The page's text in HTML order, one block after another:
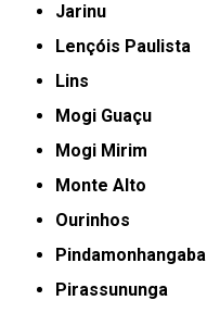
Jarinu
Lençóis Paulista
Lins
Mogi Guaçu
Mogi Mirim
Monte Alto
Ourinhos
Pindamonhangaba
Pirassununga